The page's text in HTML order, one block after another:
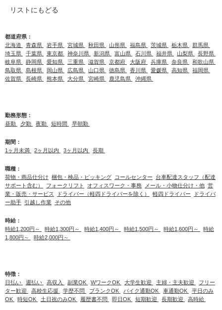
リストにもどる
都道府県：
北海道
青森県 岩手県 宮城県 秋田県 山形県 福島県 茨城県 栃木県
群馬県
埼玉県
千葉県 東京都 神奈川県 新潟県 富山県 石川県 福井県 山梨県
長野県
岐阜県
静岡県 愛知県 三重県 滋賀県 京都府 大阪府 兵庫県 奈良県
和歌山県
鳥取県
島根県 岡山県 広島県 山口県 徳島県 香川県 愛媛県 高知県
福岡県
佐賀県
長崎県 熊本県 大分県 宮崎県 鹿児島県 沖縄県
勤務形態：
昼勤
夕勤 夜勤 短時間 早朝勤
期間：
1ヶ月未満
2ヶ月以内 3ヶ月以内 長期
職種：
荷物・商品仕分け 梱包・検品・ピッキング コールセンター
台車配達スタッフ（配達
サポート含む）
フォークリフト オフィスワーク・事務 メール・小物仕分け・他 営
業・販売・サービス
ドライバー（軽四ドライバーを除く） 軽四ドライバー
ドライバ
ー助手 引越し作業 その他
時給：
時給1,200円～
時給1,300円～ 時給1,400円～ 時給1,500円～ 時給1,600円～
時給
1,800円～
時給2,000円～
特徴：
日払い
週払い 高収入 副業OK WワークOK 大学生歓迎 主婦・主夫歓迎
フリー
ター歓迎
高校生応援 学歴不問 ブランクOK バイク通勤OK 車通勤OK
平日のみ
OK
時短OK 土日祝のみOK 履歴書不問 即日OK 短期歓迎 長期歓迎 高時給